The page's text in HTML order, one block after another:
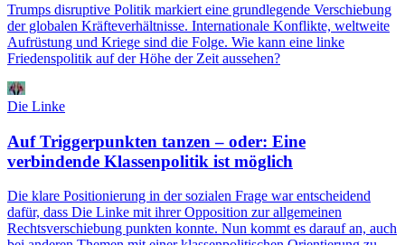
Trumps disruptive Politik markiert eine grundlegende Verschiebung
der globalen Kräfteverhältnisse. Internationale Konflikte, weltweite
Aufrüstung und Kriege sind die Folge. Wie kann eine linke
Friedenspolitik auf der Höhe der Zeit aussehen?
Die Linke
Auf Triggerpunkten tanzen – oder: Eine
verbindende Klassenpolitik ist möglich
Die klare Positionierung in der sozialen Frage war entscheidend
dafür, dass Die Linke mit ihrer Opposition zur allgemeinen
Rechtsverschiebung punkten konnte. Nun kommt es darauf an, auch